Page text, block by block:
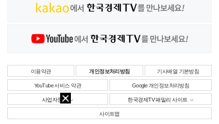
이용약관 개인정보처리방침 기사배열 기본방침
YouTube 서비스 약관 Google 개인정보처리방침
사업자정보 한국경제TV 패밀리 사이트
사이트맵